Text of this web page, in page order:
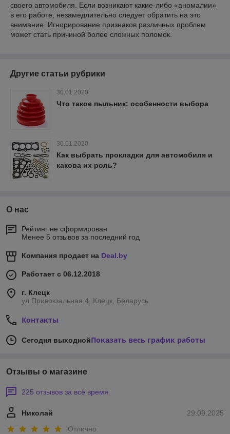
своего автомобиля. Если возникают какие-либо «аномалии»
в его работе, незамедлительно следует обратить на это
внимание. Игнорирование признаков различных проблем
может стать причиной более сложных поломок.
Другие статьи рубрики
30.01.2020
Что такое пыльник: особенности выбора
30.01.2020
Как выбрать прокладки для автомобиля и
какова их роль?
О нас
Рейтинг не сформирован
Менее 5 отзывов за последний год
Компания продает на Deal.by
Работает с 06.12.2018
г. Клецк
ул.Привокзальная,4, Клецк, Беларусь
Контакты
Сегодня выходнойПоказать весь график работы
Отзывы о магазине
225 отзывов за всё время
29.09.2025
Николай
Отлично